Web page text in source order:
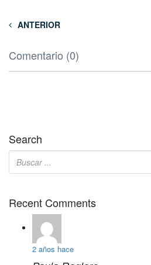
ANTERIOR
Comentario (0)
Search
Recent Comments
2 años hace